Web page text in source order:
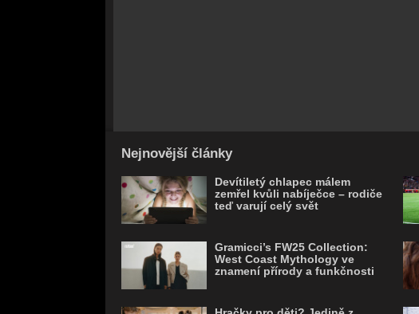
Nejnovější články
Devítiletý chlapec málem
zemřel kvůli nabíječce – rodiče
teď varují celý svět
Gramicci’s FW25 Collection:
West Coast Mythology ve
znamení přírody a funkčnosti